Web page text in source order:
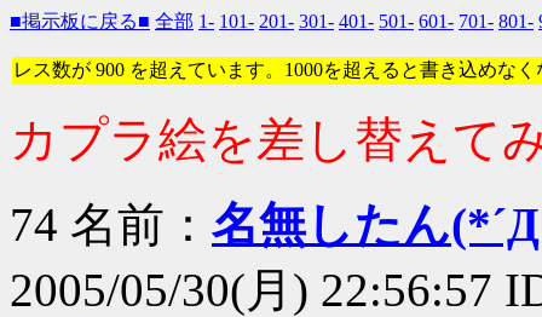
■掲示板に戻る■ 全部 1- 101- 201- 301- 401- 501- 601- 701- 801-
レス数が 900 を超えています。1000を超えると書き込めな
カプラ絵を差し替えて
74 名前： 名無したん
2005/05/30(月) 22:56:57